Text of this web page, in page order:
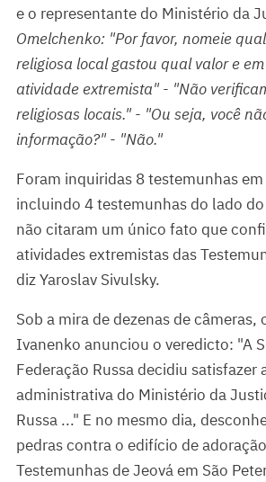
e o representante do Ministério da
Omelchenko: "Por favor, nomeie
religiosa local gastou qual valor e
atividade extremista" - "Não
religiosas locais." - "Ou seja, você
informação?" - "Não."
Foram inquiridas 8 testemunhas
incluindo 4 testemunhas do lado
não citaram um único fato que
atividades extremistas das
diz Yaroslav Sivulsky.
Sob a mira de dezenas de câmeras,
Ivanenko anunciou o veredicto: "A
Federação Russa decidiu satisfazer
administrativa do Ministério da
Russa ..." E no mesmo dia,
pedras contra o edifício de
Testemunhas de Jeová em São